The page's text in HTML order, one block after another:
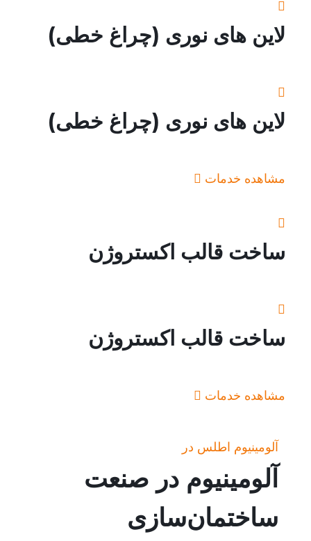
لاین های نوری (چراغ خطی)
لاین های نوری (چراغ خطی)
مشاهده خدمات
ساخت قالب اکستروژن
ساخت قالب اکستروژن
مشاهده خدمات
آلومینیوم اطلس در
آلومینیوم در صنعت
ساختمان‌سازی